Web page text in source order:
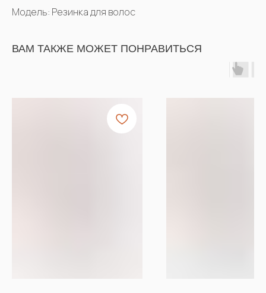
Модель: Резинка для волос
ВАМ ТАКЖЕ МОЖЕТ ПОНРАВИТЬСЯ